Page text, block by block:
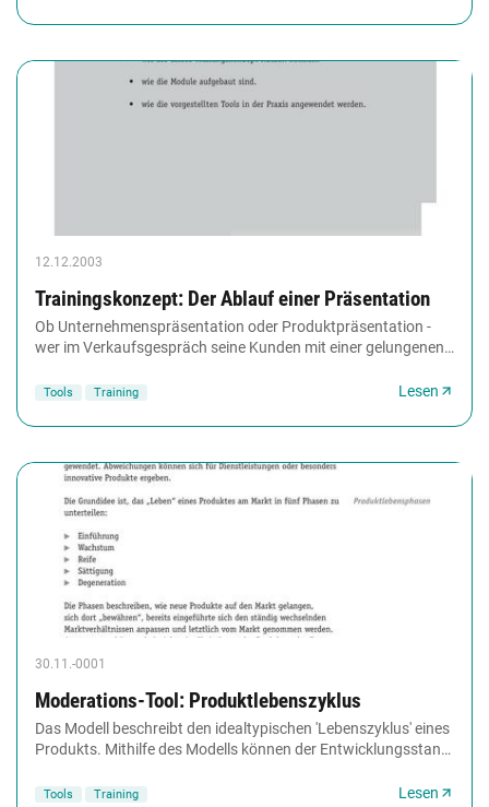
12.12.2003
Trainingskonzept: Der Ablauf einer Präsentation
Ob Unternehmenspräsentation oder Produktpräsentation -
wer im Verkaufsgespräch seine Kunden mit einer gelungenen
Tools Training Lesen
30.11.-0001
Moderations-Tool: Produktlebenszyklus
Das Modell beschreibt den idealtypischen 'Lebenszyklus' eines
Produkts. Mithilfe des Modells können der Entwicklungsstand
Tools Training Lesen